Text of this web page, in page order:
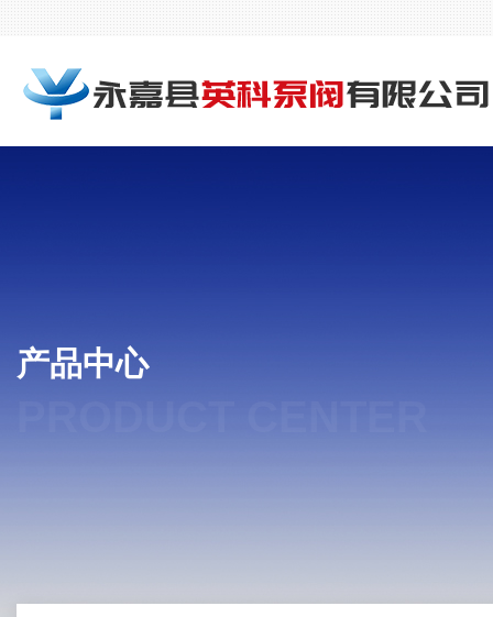
产品中心